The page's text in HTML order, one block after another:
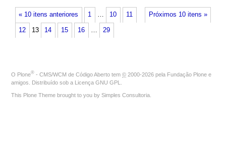
« 10 itens anteriores Próximos 10 itens »
1 … 10 11
12 13 14 15 16 … 29
O Plone® - CMS/WCM de Código Aberto tem © 2000-2026 pela Fundação Plone e
amigos. Distribuído sob a Licença GNU GPL
This Plone Theme brought to you by Simples Consultoria